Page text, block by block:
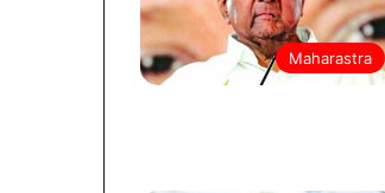
Maharastra
बड़ा